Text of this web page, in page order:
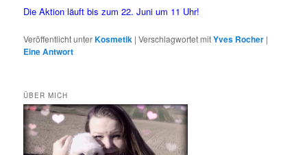
Die Aktion läuft bis zum 22. Juni um 11 Uhr!
Veröffentlicht unterKosmetik |Verschlagwortet mitYves Rocher |
EineAntwort
ÜBER MICH